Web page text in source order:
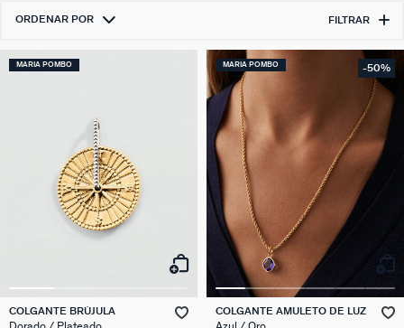
ORDENAR POR FILTRAR
MARIA POMBO
COLGANTE BRÚJULA
MARIA POMBO -50%
COLGANTE AMULETO DE LUZ